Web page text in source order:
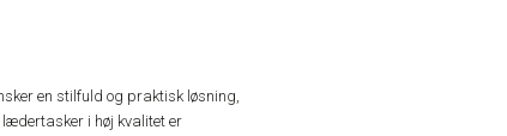
en stilfuld og praktisk løsning,
i høj kvalitet er